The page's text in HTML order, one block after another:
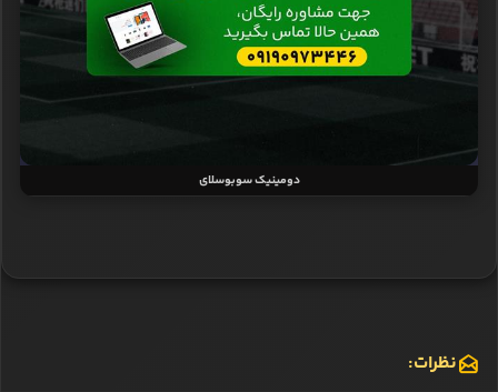
دومینیک سوبوسلای
نظرات: